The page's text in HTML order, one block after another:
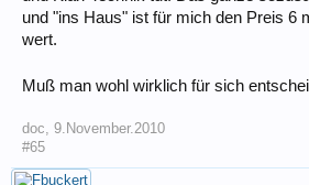
und "ins Haus" ist für mich den Preis 6
wert.
Muß man wohl wirklich für sich
doc, 9.November.2010
#65